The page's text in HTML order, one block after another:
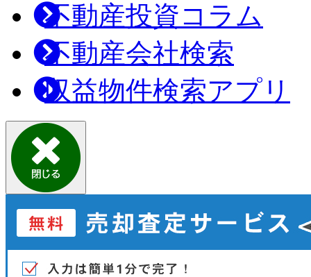
不動産投資コラム
不動産会社検索
収益物件検索アプリ